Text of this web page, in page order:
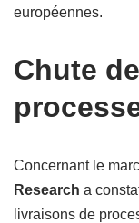
européennes.
Chute
Concernant le
Research a
livraisons de